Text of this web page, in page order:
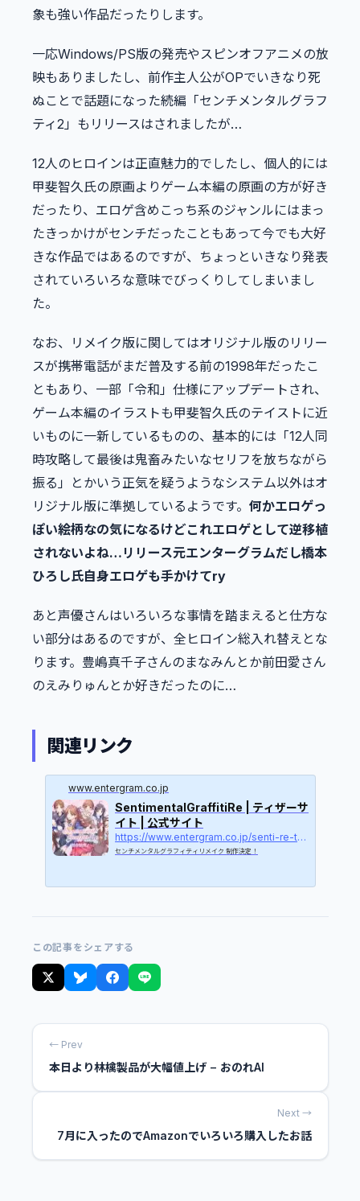
象も強い作品だったりします。
一応Windows/PS版の発売やスピンオフアニメの放
映もありましたし、前作主人公がOPでいきなり死
ぬことで話題になった続編「センチメンタルグラフ
ティ2」もリリースはされましたが…
12人のヒロインは正直魅力的でしたし、個人的には
甲斐智久氏の原画よりゲーム本編の原画の方が好き
だったり、エロゲ含めこっち系のジャンルにはまっ
たきっかけがセンチだったこともあって今でも大好
きな作品ではあるのですが、ちょっといきなり発表
されていろいろな意味でびっくりしてしまいまし
た。
なお、リメイク版に関してはオリジナル版のリリー
スが携帯電話がまだ普及する前の1998年だったこ
ともあり、一部「令和」仕様にアップデートされ、
ゲーム本編のイラストも甲斐智久氏のテイストに近
いものに一新しているものの、基本的には「12人同
時攻略して最後は鬼畜みたいなセリフを放ちながら
振る」とかいう正気を疑うようなシステム以外はオ
リジナル版に準拠しているようです。 何かエロゲっ
ぽい絵柄なの気になるけどこれエロゲとして逆移植
されないよね…リリース元エンターグラムだし橋本
ひろし氏自身エロゲも手かけてry
あと声優さんはいろいろな事情を踏まえると仕方な
い部分はあるのですが、全ヒロイン総入れ替えとな
ります。豊嶋真千子さんのまなみんとか前田愛さん
のえみりゅんとか好きだったのに…
関連リンク
www.entergram.co.jp
SentimentalGraffitiRe | ティザーサ
イト | 公式サイト
https://www.entergram.co.jp/senti-re-teaser
センチメンタルグラフィティリメイク 制作決定！
この記事をシェアする
← Prev
本日より林檎製品が大幅値上げ − おのれAI
Next →
7月に入ったのでAmazonでいろいろ購入したお話